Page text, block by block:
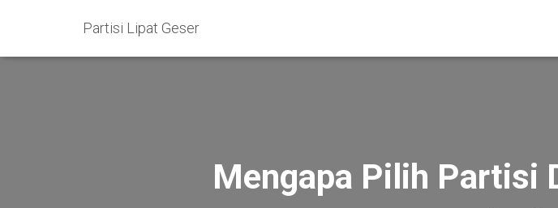
Partisi Lipat Geser
Mengapa Pilih Partisi